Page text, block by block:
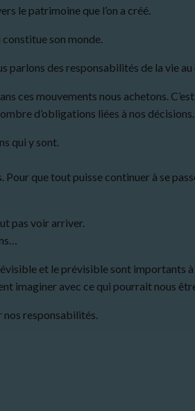
le patrimoine que l’on a créé.
constitue son monde.
parlons des responsabilités de la vie
ces mouvements nous achetons.
d’obligations liées à nos décisions.
qui y sont.
que tout puisse continuer à se
pas voir arriver.
et le prévisible sont importants
imaginer avec ce qui pourrait nous
nos responsabilités.